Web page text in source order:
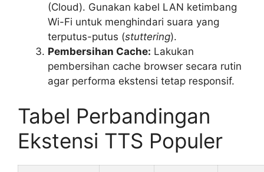
(Cloud). Gunakan kabel LAN ketimbang
Wi-Fi untuk menghindari suara yang
terputus-putus (stuttering).
Pembersihan Cache: Lakukan
pembersihan cache browser secara rutin
agar performa ekstensi tetap responsif.
Tabel Perbandingan
Ekstensi TTS Populer